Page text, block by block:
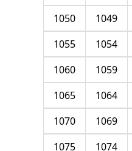
1049
1050
1054
1055
1059
1060
1064
1065
1069
1070
1074
1075